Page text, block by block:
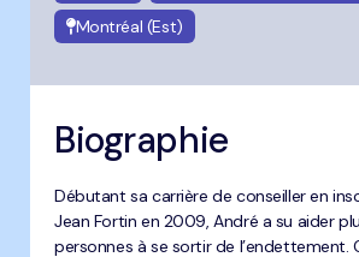
Montréal (Est)
Biographie
Débutant sa carrière de conseiller en
Jean Fortin en 2009, André a su aider
personnes à se sortir de l’endettement.